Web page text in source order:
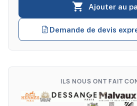
 Ajouter au
Demande de devis
ILS NOUS ONT FAIT